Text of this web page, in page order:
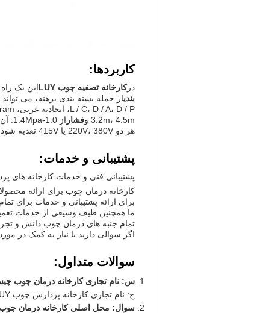
کاربردها:
درکارخانه تصفیه چوب LUY این یک
بندیاز جمله بسته بندی برهنه، می
L / C، D / A، D / P، اتحادیه غربی، MoneyGram.
3.2m، 4.5m و
فشار از 1.0-1.4Mpa. آن توسط راه های کنترل گواهی شده و ارائه یک درمان کامل برای هر دو
هر دو 220V، 380V یا 415V تغذیه شود. این راه حل نهایی برای هر نوع چوب یا چوب است.
پشتیبانی و خدمات:
پشتیبانی فنی و خدمات کارخانه های
برای ارائه پشتیبانی و خدمات برای
ما همچنین طیف وسیعی از خدمات
تمام جنبه های درمان چوب دانش و
اگر سوالی دارید یا نیاز به کمک در
سوالات متداول:
س: نام تجاری کارخانه درمان چوب
ج: نام تجاری کارخانه پردازش چوب LUY است.
سوال: محل اصلی کارخانه درمان